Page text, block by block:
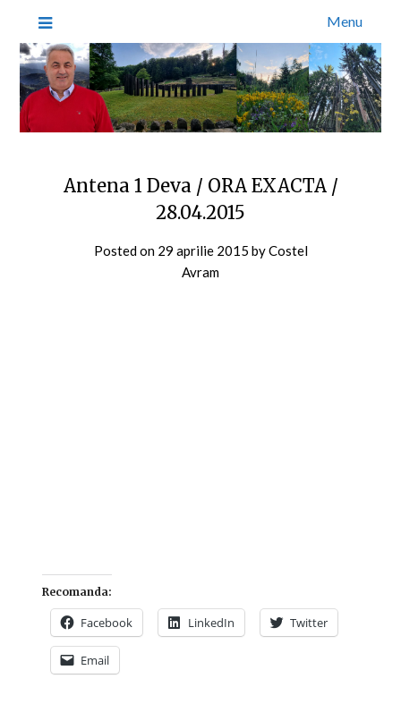
Menu
Antena 1 Deva / ORA EXACTA /
28.04.2015
Posted on 29 aprilie 2015 byCostel
Avram
Recomanda:
Facebook LinkedIn Twitter
Email